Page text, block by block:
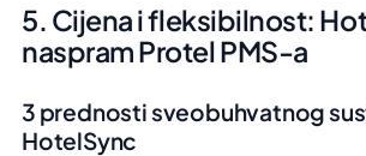
5. Cijena i fleksibilnost:
naspram Protel PMS-a
3 prednosti sveobuhvatnog
HotelSync